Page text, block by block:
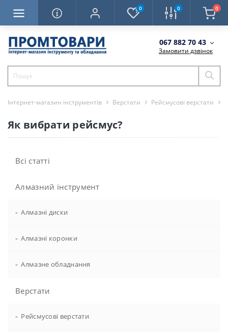
0 0 0
067 882 70 43
Замовити дзвінок
Інтернет-магазин інструментів Верстати Рейсмусові верстати
Як вибрати рейсмус?
Всі статті
Алмазний інструмент
- Алмазні диски
- Алмазні коронки
- Алмазне обладнання
Верстати
- Рейсмусові верстати